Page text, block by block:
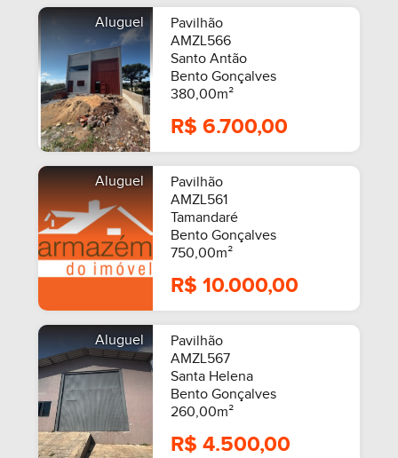
Aluguel
Pavilhão
AMZL566
Santo Antão
Bento Gonçalves
380,00m²
R$ 6.700,00
Aluguel
Pavilhão
AMZL561
Tamandaré
Bento Gonçalves
750,00m²
R$ 10.000,00
Aluguel
Pavilhão
AMZL567
Santa Helena
Bento Gonçalves
260,00m²
R$ 4.500,00